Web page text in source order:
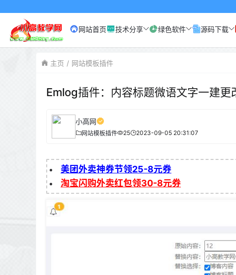
小
网站首页 技术分享 绿色软件 源码下载
主页 网站模板插件
Emlog插件：内容标题微语文字一建更
小高网
网站模板插件 25 2023-09-05 20:31:07
美团外卖神券节领25-8元券
淘宝闪购外卖红包领30-8元券